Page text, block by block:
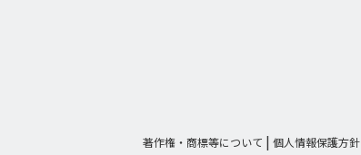
著作権・商標等について 個人情報保護方針